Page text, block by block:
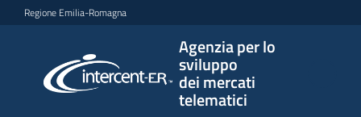
Vai al contenuto
Vai alla navigazione
Vai al footer
Regione Emilia-Romagna
Agenzia per lo
sviluppo
dei mercati
telematici
per lo
sviluppo